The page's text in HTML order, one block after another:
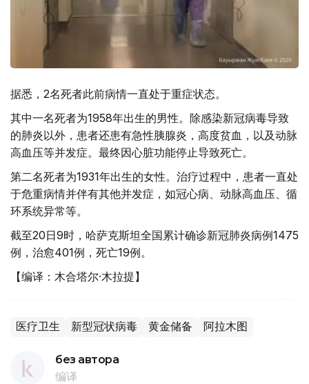
据悉，2名死者此前病情一直处于重症状态。
其中一名死者为1958年出生的男性。除感染新冠病毒导致
的肺炎以外，患者还患有急性胰腺炎，高度贫血，以及动脉
高血压等并发症。最终因心脏功能停止导致死亡。
第二名死者为1931年出生的女性。治疗过程中，患者一直处
于危重病情并伴有其他并发症，如冠心病、动脉高血压、循
环系统异常等。
截至20日9时，哈萨克斯坦全国累计确诊新冠肺炎病例1475
例，治愈401例，死亡19例。
【编译：木合塔尔·木拉提】
医疗卫生 新型冠状病毒 黄金储备 阿拉木图
без автора
编译